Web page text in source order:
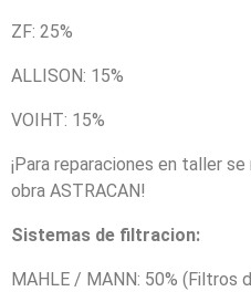
ZF: 25%
ALLISON: 15%
VOIHT: 15%
¡Para reparaciones en taller
obra ASTRACAN!
Sistemas de filtracion:
MAHLE / MANN: 50% (Filtros